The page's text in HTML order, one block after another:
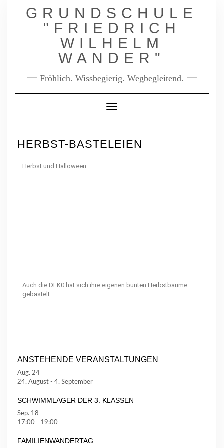
GRUNDSCHULE
"FRIEDRICH
WILHELM
WANDER"
Fröhlich. Wissbegierig. Wegbegleitend.
Toggle Navigation
HERBST-BASTELEIEN
Herbst und Halloween …
Auch die DFK0 hat sich ihre eigenen bunten Herbstbäume
gebastelt …
ANSTEHENDE VERANSTALTUNGEN
Aug. 24
24. August - 4. September
SCHWIMMLAGER DER 3. KLASSEN
Sep. 18
17:00 - 19:00
FAMILIENWANDERTAG